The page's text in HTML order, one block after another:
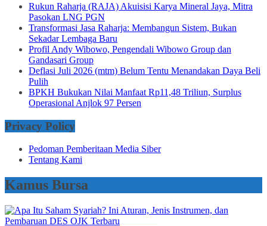
Rukun Raharja (RAJA) Akuisisi Karya Mineral Jaya, Mitra
Pasokan LNG PGN
Transformasi Jasa Raharja: Membangun Sistem, Bukan
Sekadar Lembaga Baru
Profil Andy Wibowo, Pengendali Wibowo Group dan
Gandasari Group
Deflasi Juli 2026 (mtm) Belum Tentu Menandakan Daya Beli
Pulih
BPKH Bukukan Nilai Manfaat Rp11,48 Triliun, Surplus
Operasional Anjlok 97 Persen
Privacy Policy
Pedoman Pemberitaan Media Siber
Tentang Kami
Kamus Bursa